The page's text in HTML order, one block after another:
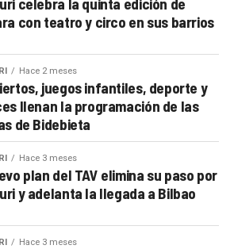
celebra la quinta edición de
con teatro y circo en sus barrios
Hace 2 meses
juegos infantiles, deporte y
llenan la programación de las
de Bidebieta
Hace 3 meses
plan del TAV elimina su paso por
y adelanta la llegada a Bilbao
Hace 3 meses